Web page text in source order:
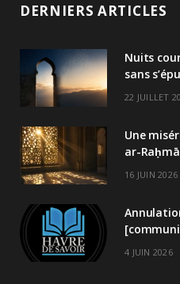
DERNIERS ARTICLES
Nuits
sans
22 JUILLET
Une
ar-
16 JUIN 2026
4 JUIN 2026